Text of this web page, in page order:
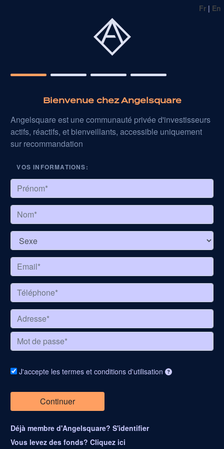
Bienvenue chez Angelsquare
Angelsquare est une communauté privée d'investisseurs
actifs, réactifs, et bienveillants, accessible uniquement
sur recommandation
VOS INFORMATIONS:
J'accepte les termes et conditions d'utilisation
Déjà membre d'Angelsquare? S'identifier
Vous levez des fonds? Cliquez ici
Fr | En